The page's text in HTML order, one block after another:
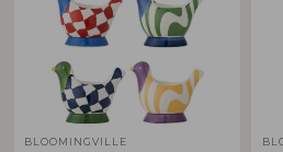
BLOOMINGVILLE